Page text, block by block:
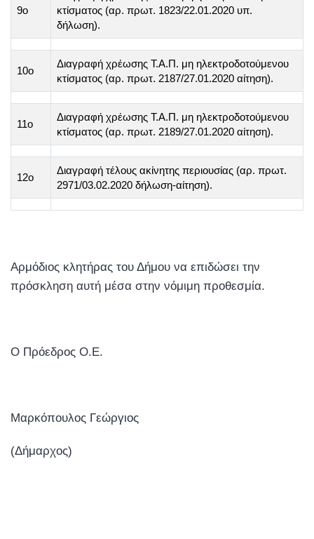
9ο
κτίσματος (αρ. πρωτ. 1823/22.01.2020 υπ.
δήλωση).
10ο
Διαγραφή χρέωσης Τ.Α.Π. μη ηλεκτροδοτούμενου
κτίσματος (αρ. πρωτ. 2187/27.01.2020 αίτηση).
11ο
Διαγραφή χρέωσης Τ.Α.Π. μη ηλεκτροδοτούμενου
κτίσματος (αρ. πρωτ. 2189/27.01.2020 αίτηση).
12ο
Διαγραφή τέλους ακίνητης περιουσίας (αρ. πρωτ.
2971/03.02.2020 δήλωση-αίτηση).
Αρμόδιος κλητήρας του Δήμου να επιδώσει την
πρόσκληση αυτή μέσα στην νόμιμη προθεσμία.
Ο Πρόεδρος Ο.Ε.
Μαρκόπουλος Γεώργιος
(Δήμαρχος)